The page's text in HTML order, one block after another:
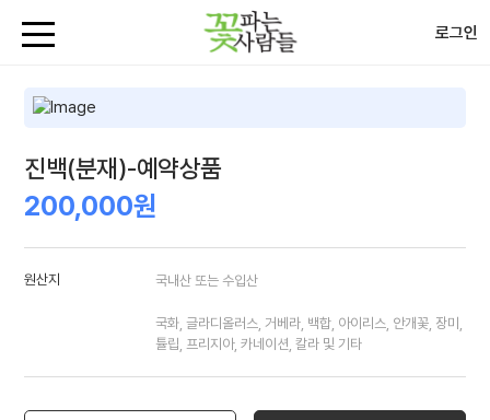
로그인
진백(분재)-예약상품
200,000원
원산지 국내산 또는 수입산
국화, 글라디올러스, 거베라, 백합, 아이리스, 안개꽃, 장미,
튤립, 프리지아, 카네이션, 칼라 및 기타